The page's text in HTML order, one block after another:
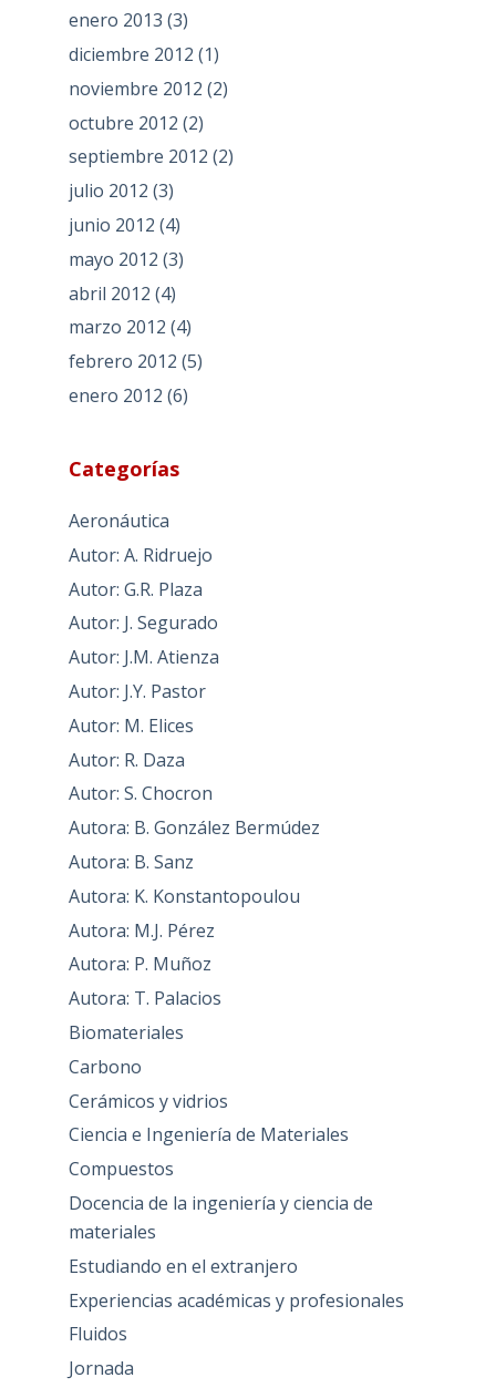
enero 2013 (3)
diciembre 2012 (1)
noviembre 2012 (2)
octubre 2012 (2)
septiembre 2012 (2)
julio 2012 (3)
junio 2012 (4)
mayo 2012 (3)
abril 2012 (4)
marzo 2012 (4)
febrero 2012 (5)
enero 2012 (6)
Categorías
Aeronáutica
Autor: A. Ridruejo
Autor: G.R. Plaza
Autor: J. Segurado
Autor: J.M. Atienza
Autor: J.Y. Pastor
Autor: M. Elices
Autor: R. Daza
Autor: S. Chocron
Autora: B. González Bermúdez
Autora: B. Sanz
Autora: K. Konstantopoulou
Autora: M.J. Pérez
Autora: P. Muñoz
Autora: T. Palacios
Biomateriales
Carbono
Cerámicos y vidrios
Ciencia e Ingeniería de Materiales
Compuestos
Docencia de la ingeniería y ciencia de
materiales
Estudiando en el extranjero
Experiencias académicas y profesionales
Fluidos
Jornada